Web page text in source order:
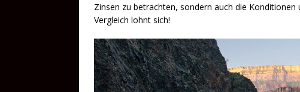
Zinsen zu betrachten, sondern auch die
Vergleich lohnt sich!